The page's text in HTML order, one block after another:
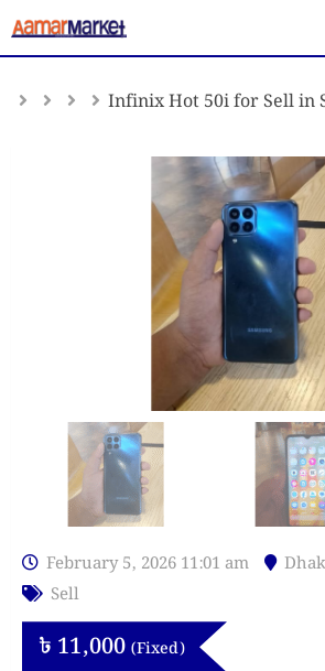
Skip
to
Infinix Hot 50i for Sell in
February 5, 2026 11:01 am
Sell
৳ 11,000 (Fixed)